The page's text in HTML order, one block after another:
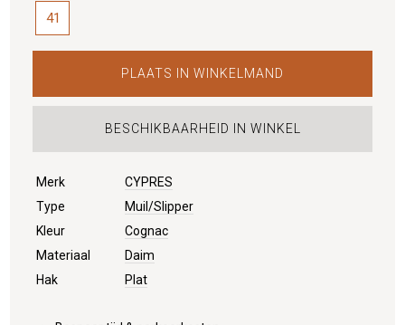
41
PLAATS IN WINKELMAND
BESCHIKBAARHEID IN WINKEL
Merk
CYPRES
Type
Muil/Slipper
Kleur
Cognac
Materiaal
Daim
Hak
Plat